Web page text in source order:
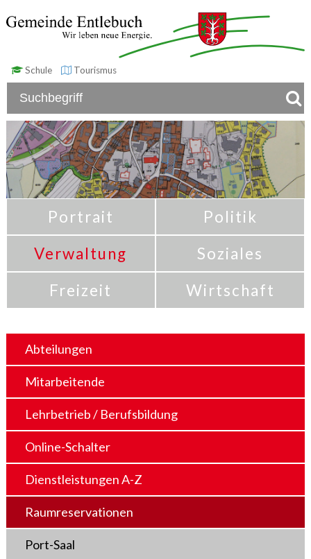
Schule Tourismus
Portrait
Politik
Verwaltung
Soziales
Freizeit
Wirtschaft
Abteilungen
Mitarbeitende
Lehrbetrieb / Berufsbildung
Online-Schalter
Dienstleistungen A-Z
Raumreservationen
Port-Saal